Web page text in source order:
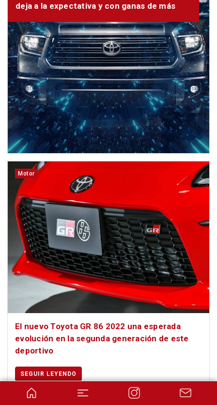
deja a la expectativa y con ganas de más
Motor
El nuevo Toyota GR 86 2022 una esperada
evolución en la segunda generación de este
deportivo
SEGUIR LEYENDO